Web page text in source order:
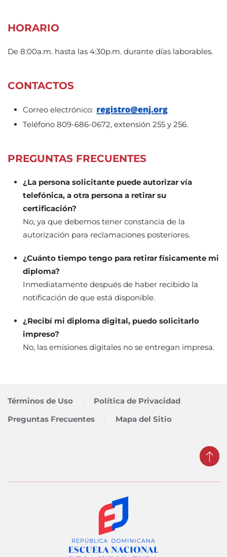
HORARIO
De 8:00a.m. hasta las 4:30p.m. durante días laborables.
CONTACTOS
Correo electrónico:
Teléfono 809-686-0672, extensión 255 y 256.
PREGUNTAS FRECUENTES
¿La persona solicitante puede autorizar vía
telefónica, a otra persona a retirar su
certificación?
No, ya que debemos tener constancia de la
autorización para reclamaciones posteriores.
¿Cuánto tiempo tengo para retirar físicamente mi
diploma?
Inmediatamente después de haber recibido la
notificación de que está disponible.
¿Recibí mi diploma digital, puedo solicitarlo
impreso?
No, las emisiones digitales no se entregan impresa.
Términos de Uso
Política de Privacidad
Preguntas Frecuentes
Mapa del Sitio